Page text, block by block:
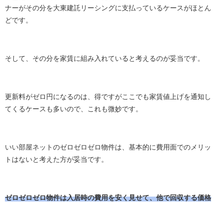
ナーがその分を大東建託リーシングに支払っているケースがほとん
どです。
そして、その分を家賃に組み入れていると考えるのが妥当です。
更新料がゼロ円になるのは、得ですがここでも家賃値上げを通知し
てくるケースも多いので、これも微妙です。
いい部屋ネットのゼロゼロゼロ物件は、基本的に費用面でのメリッ
トはないと考えた方が妥当です。
ゼロゼロゼロ物件は入居時の費用を安く見せて、他で回収する価格